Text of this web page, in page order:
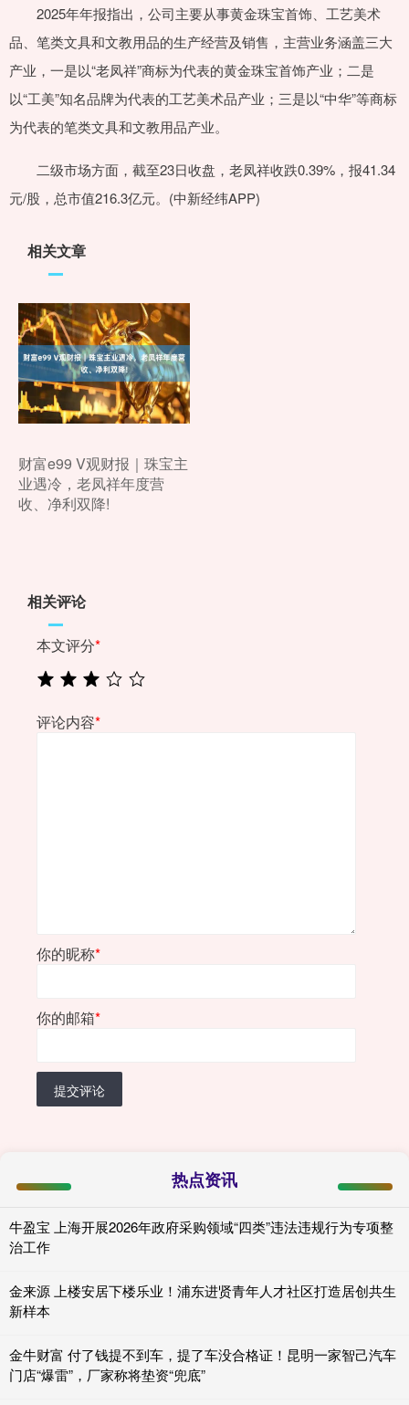
2025年年报指出，公司主要从事黄金珠宝首饰、工艺美术
品、笔类文具和文教用品的生产经营及销售，主营业务涵盖三大
产业，一是以“老凤祥”商标为代表的黄金珠宝首饰产业；二是
以“工美”知名品牌为代表的工艺美术品产业；三是以“中华”等商标
为代表的笔类文具和文教用品产业。
二级市场方面，截至23日收盘，老凤祥收跌0.39%，报41.34
元/股，总市值216.3亿元。(中新经纬APP)
相关文章
财富e99 V观财报｜珠宝主
业遇冷，老凤祥年度营
收、净利双降!
相关评论
本文评分*
评论内容*
你的昵称*
你的邮箱*
提交评论
热点资讯
牛盈宝 上海开展2026年政府采购领域“四类”违法违规行为专项整
治工作
金来源 上楼安居下楼乐业！浦东进贤青年人才社区打造居创共生
新样本
金牛财富 付了钱提不到车，提了车没合格证！昆明一家智己汽车
门店“爆雷”，厂家称将垫资“兜底”